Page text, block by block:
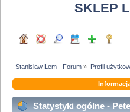
SKLEP
Stanisław Lem - Forum » Profil
Statystyki ogólne -